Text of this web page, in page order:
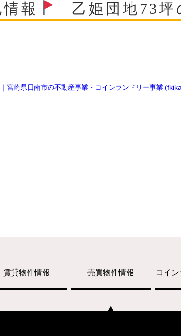
報 乙姫団地73坪
崎県日南市の不動産事業・コインランドリー事業
賃貸物件情報 売買物件情報 コイ